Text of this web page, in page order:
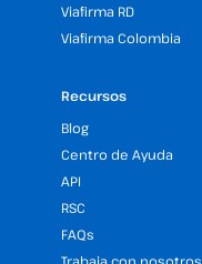
Viafirma RD
Viafirma Colombia
Recursos
Blog
Centro de Ayuda
API
RSC
FAQs